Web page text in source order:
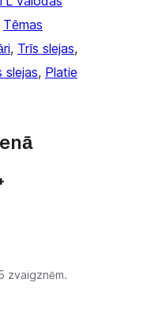
Tēmas
, Trīs slejas
slejas, Platie
zvaigznēm.